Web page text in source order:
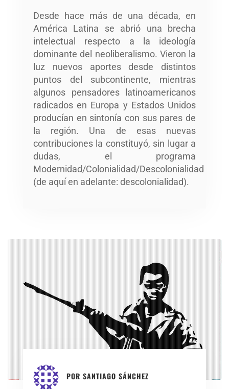
Desde hace más de una década, en
América Latina se abrió una brecha
intelectual respecto a la ideología
dominante del neoliberalismo. Vieron la
luz nuevos aportes desde distintos
puntos del subcontinente, mientras
algunos pensadores latinoamericanos
radicados en Europa y Estados Unidos
producían en sintonía con sus pares de
la región. Una de esas nuevas
contribuciones la constituyó, sin lugar a
dudas, el programa
Modernidad/Colonialidad/Descolonialidad
(de aquí en adelante: descolonialidad).
POR SANTIAGO SÁNCHEZ